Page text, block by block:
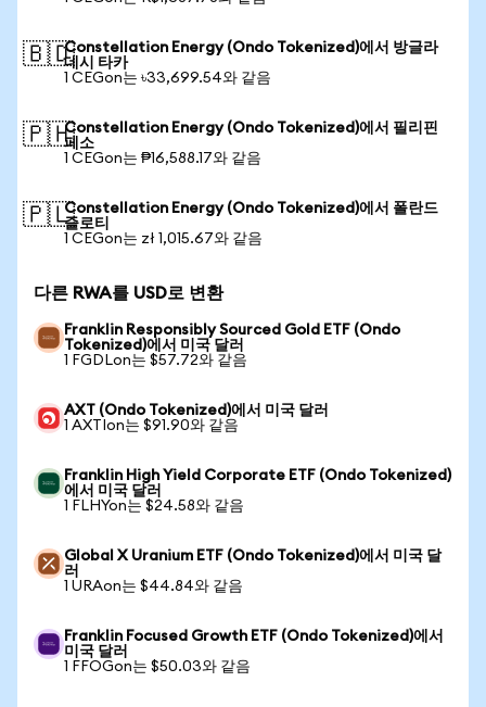
🇧🇩Constellation Energy (Ondo Tokenized)에서 방글라
데시 타카
1 CEGon는 ৳33,699.54와 같음
🇵🇭Constellation Energy (Ondo Tokenized)에서 필리핀
페소
1 CEGon는 ₱16,588.17와 같음
🇵🇱Constellation Energy (Ondo Tokenized)에서 폴란드
즐로티
1 CEGon는 zł 1,015.67와 같음
다른 RWA를 USD로 변환
Franklin Responsibly Sourced Gold ETF (Ondo
Tokenized)에서 미국 달러
1 FGDLon는 $57.72와 같음
AXT (Ondo Tokenized)에서 미국 달러
1 AXTIon는 $91.90와 같음
Franklin High Yield Corporate ETF (Ondo Tokenized)
에서 미국 달러
1 FLHYon는 $24.58와 같음
Global X Uranium ETF (Ondo Tokenized)에서 미국 달
러
1 URAon는 $44.84와 같음
Franklin Focused Growth ETF (Ondo Tokenized)에서
미국 달러
1 FFOGon는 $50.03와 같음